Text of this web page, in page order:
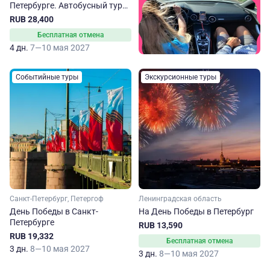
Петербурге. Автобусный тур
из Москвы
RUB 28,400
Бесплатная отмена
4 дн. 7—10 мая 2027
Событийные туры
Санкт-Петербург, Петергоф
День Победы в Санкт-
Петербурге
RUB 19,332
3 дн. 8—10 мая 2027
Экскурсионные туры
Ленинградская область
На День Победы в Петербург
RUB 13,590
Бесплатная отмена
3 дн. 8—10 мая 2027